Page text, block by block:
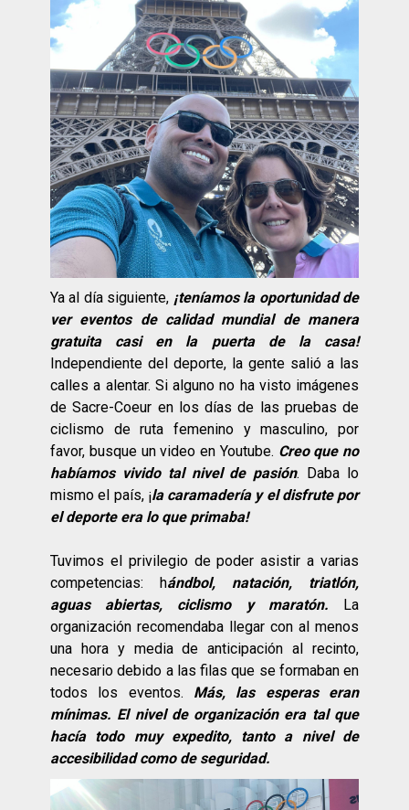
Ya al día siguiente, ¡teníamos la oportunidad de
ver eventos de calidad mundial de manera
gratuita casi en la puerta de la casa!
Independiente del deporte, la gente salió a las
calles a alentar. Si alguno no ha visto imágenes
de Sacre-Coeur en los días de las pruebas de
ciclismo de ruta femenino y masculino, por
favor, busque un video en Youtube. Creo que no
habíamos vivido tal nivel de pasión. Daba lo
mismo el país, ¡la caramadería y el disfrute por
el deporte era lo que primaba!
Tuvimos el privilegio de poder asistir a varias
competencias: hándbol, natación, triatlón,
aguas abiertas, ciclismo y maratón. La
organización recomendaba llegar con al menos
una hora y media de anticipación al recinto,
necesario debido a las filas que se formaban en
todos los eventos. Más, las esperas eran
mínimas. El nivel de organización era tal que
hacía todo muy expedito, tanto a nivel de
accesibilidad como de seguridad.